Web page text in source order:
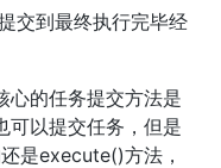
交到最终执行完毕经
的任务提交方法是
以提交任务，但是
是execute()方法，